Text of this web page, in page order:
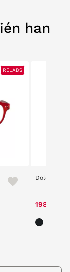
han
RELABS
Dolce &
198,90 €